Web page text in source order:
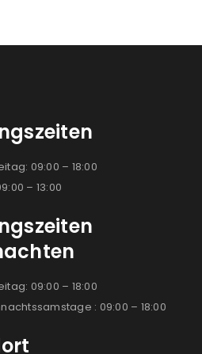
09:00 – 18:00
– 13:00
09:00 – 18:00
: 09:00 – 18:00